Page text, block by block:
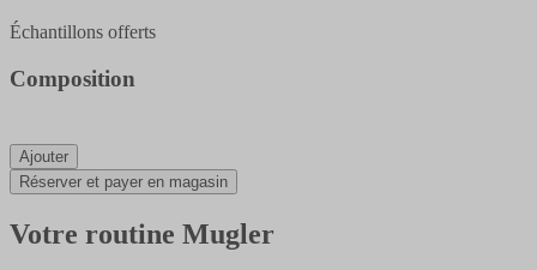
Échantillons offerts
Composition
Ajouter
Réserver et payer en magasin
Votre routine Mugler